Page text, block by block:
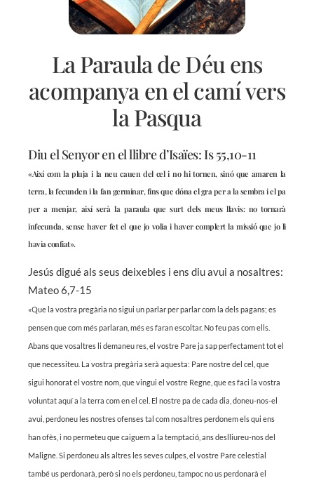
La Paraula de Déu ens
acompanya en el camí vers
la Pasqua
Diu el Senyor en el llibre d’Isaïes: Is 55,10-11
«Així com la pluja i la neu cauen del cel i no hi tornen, sinó que amaren la
terra, la fecunden i la fan germinar, fins que dóna el gra per a la sembra i el pa
per a menjar, així serà la paraula que surt dels meus llavis: no tornarà
infecunda, sense haver fet el que jo volia i haver complert la missió que jo li
havia confiat».
Jesús digué als seus deixebles i ens diu avui a nosaltres:
Mateo 6,7-15
«Que la vostra pregària no sigui un parlar per parlar com la dels pagans; es
pensen que com més parlaran, més es faran escoltar. No feu pas com ells.
Abans que vosaltres li demaneu res, el vostre Pare ja sap perfectament tot el
que necessiteu. La vostra pregària serà aquesta: Pare nostre del cel, que
sigui honorat el vostre nom, que vingui el vostre Regne, que es faci la vostra
voluntat aquí a la terra com en el cel. El nostre pa de cada dia, doneu-nos-el
avui, perdoneu les nostres ofenses tal com nosaltres perdonem els qui ens
han ofès, i no permeteu que caiguem a la temptació, ans deslliureu-nos del
Maligne. Si perdoneu als altres les seves culpes, el vostre Pare celestial
també us perdonarà, però si no els perdoneu, tampoc no us perdonarà el